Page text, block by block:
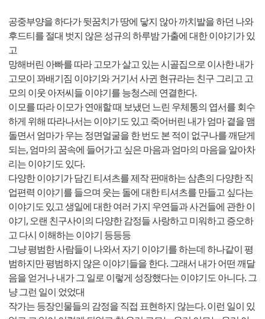
공중부양을 하다가 뒷꿈치가 땅에 닿지 않아 까치발을 하던 나와
후드티를 절대 벗지 않은 성규의 하루밤 가출에 대한 이야기가 있
고
망해버린 아빠를 따라 고모가 살고 있는 시골집으로 이사한 내가
고모이 꽈배기짐 이야기와 거기서 사귄 현규라는 친구 그리고 고
모의 이웃 아저씨들 이야기를 능청스레 연결한다.
이모를 따라 이모가 연애할 때 보냈던 느린 우체통의 엽서를 회수
하게 위해 따라나서는 이야기도 있고 죽어버린 내가 엄마 곁을 맴
돌면서 엄마가 우는 정면얼굴을 한 번도 본 적이 없구나를 깨닫게
되는, 엄마의 꿈속에 들어가고 싶은 마음과 엄마의 마음을 알아차
리는 이야기도 있다.
다양한 이야기가 담긴 티셔츠를 제작 판매하는 삼촌의 다양한 직
업편력 이야기를 들으며 웃는 돌에 대한 티셔츠를 만들고 싶다는
이야기도 있고 생일에 대한 여러 가지 우연들과 사건들에 관한 이
야기, 오랜 친구사이의 다양한 감정들 사랑하고 미워하고 증오하
고 다시 이해하는 이야기 등등등
그냥 평범한 사람들이 나와서 자기 이야기를 하는데 하나같이 평
범하지만 평범하지 않은 이야기들을 한다. 그래서 내가 어떤 깨달
음을 얻거나 내가 그 일로 이렇게 성장했다는 이야기도 아니다. 그
냥 그런 일이 었었대
작가는 등장인물들의 감정을 직접 표현하지 않는다. 이런 일이 있